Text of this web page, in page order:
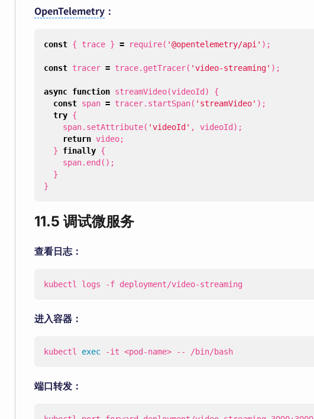
OpenTelemetry ：
const { trace } = require( '@opentelemetry/api' );
const tracer = trace. getTracer( 'video-streaming' );
async function streamVideo(videoId)
{
const span = tracer. startSpan( 'streamVideo' );
try {
span. setAttribute( 'videoId' , videoId);
return video;
}
finally {
span. end();
}
}
11.5 调试微服务
查看日志：
kubectl logs -f deployment/video-streaming
进入容器：
kubectl exec -it <pod-name> -- /bin/bash
端口转发：